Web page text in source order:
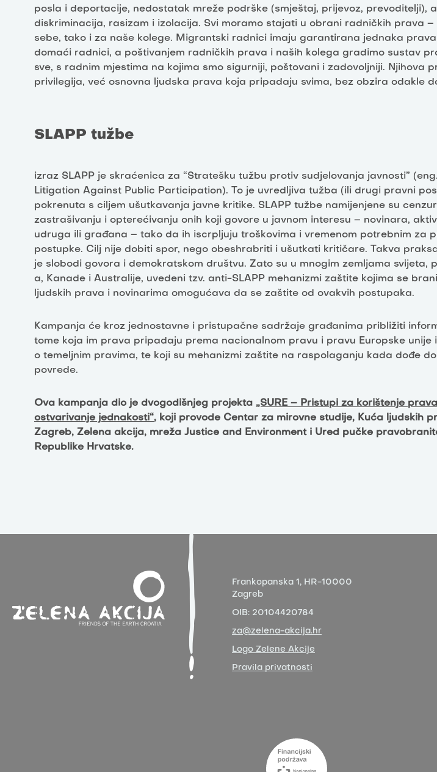
posla i deportacije, nedostatak mreže podrške (smještaj, prijevoz, prevoditelji),
diskriminacija, rasizam i izolacija. Svi moramo stajati u obrani radničkih prava –
sebe, tako i za naše kolege. Migrantski radnici imaju garantirana jednaka
domaći radnici, a poštivanjem radničkih prava i naših kolega gradimo sustav
sve, s radnim mjestima na kojima smo sigurniji, poštovani i zadovoljniji. Njihova
privilegija, već osnovna ljudska prava koja pripadaju svima, bez obzira odakle
SLAPP tužbe
izraz SLAPP je skraćenica za “Stratešku tužbu protiv sudjelovanja javnosti”
Litigation Against Public Participation). To je uvredljiva tužba (ili drugi pravni
pokrenuta s ciljem ušutkavanja javne kritike. SLAPP tužbe namijenjene su
zastrašivanju i opterećivanju onih koji govore u javnom interesu – novinara,
udruga ili građana – tako da ih iscrpljuju troškovima i vremenom potrebnim za
postupke. Cilj nije dobiti spor, nego obeshrabriti i ušutkati kritičare. Takva
je slobodi govora i demokratskom društvu. Zato su u mnogim zemljama svijeta,
a, Kanade i Australije, uvedeni tzv. anti-SLAPP mehanizmi zaštite kojima se
ljudskih prava i novinarima omogućava da se zaštite od ovakvih postupaka.
Kampanja će kroz jednostavne i pristupačne sadržaje građanima približiti
tome koja im prava pripadaju prema nacionalnom pravu i pravu Europske unije i
o temeljnim pravima, te koji su mehanizmi zaštite na raspolaganju kada dođe
povrede.
Ova kampanja dio je dvogodišnjeg projekta „SURE – Pristupi za korištenje
ostvarivanje jednakosti“, koji provode Centar za mirovne studije, Kuća ljudskih
Zagreb, Zelena akcija, mreža Justice and Environment i Ured pučke
Republike Hrvatske.
Frankopanska 1, HR-10000
Zagreb
OIB: 20104420784
za@zelena-akcija.hr
Logo Zelene Akcije
Pravila privatnosti